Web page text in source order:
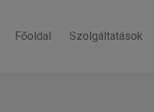
Főoldal Szolgáltatások